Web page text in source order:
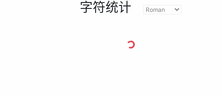
字符统计